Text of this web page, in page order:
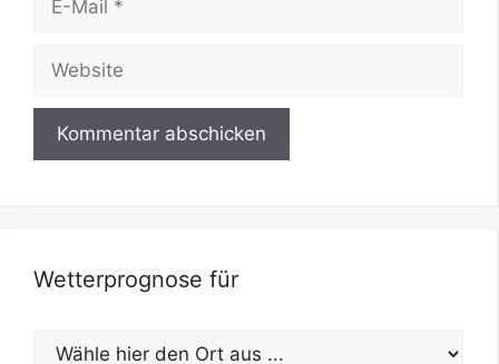
Website
Wetterprognose für